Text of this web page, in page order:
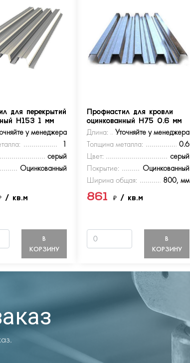
для перекрытий
Н153 1 мм
у менеджера
1
серый
Оцинкованный
/ кв.м
В
КОРЗИНУ
Профнастил для кровли
оцинкованный Н75 0.6 мм
Длина:
Уточняйте у менеджера
Толщина металла:
0.6
Цвет:
серый
Покрытие:
Оцинкованный
Ширина общая:
800, мм
861₽/ кв.м
В
КОРЗИНУ